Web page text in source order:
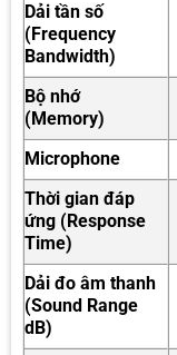
Dải tần số
(Frequency
Bandwidth)
Bộ nhớ
(Memory)
Microphone
Thời gian đáp
ứng (Response
Time)
Dải đo âm thanh
(Sound Range
dB)